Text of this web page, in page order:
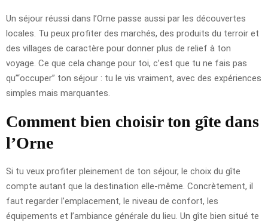
Un séjour réussi dans l’Orne passe aussi par les découvertes
locales. Tu peux profiter des marchés, des produits du terroir et
des villages de caractère pour donner plus de relief à ton
voyage. Ce que cela change pour toi, c’est que tu ne fais pas
qu’“occuper” ton séjour : tu le vis vraiment, avec des expériences
simples mais marquantes.
Comment bien choisir ton gîte dans
l’Orne
Si tu veux profiter pleinement de ton séjour, le choix du gîte
compte autant que la destination elle-même. Concrètement, il
faut regarder l’emplacement, le niveau de confort, les
équipements et l’ambiance générale du lieu. Un gîte bien situé te